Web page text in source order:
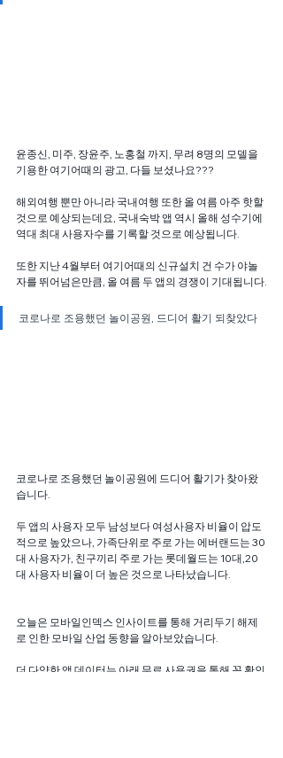
윤종신, 미주, 장윤주, 노홍철 까지, 무려 8명의 모델을
기용한 여기어때의 광고, 다들 보셨나요???
해외여행 뿐만 아니라 국내여행 또한 올 여름 아주 핫할
것으로 예상되는데요, 국내숙박 앱 역시 올해 성수기에
역대 최대 사용자수를 기록할 것으로 예상됩니다.
또한 지난 4월부터 여기어때의 신규설치 건 수가 야놀
자를 뛰어넘은만큼, 올 여름 두 앱의 경쟁이 기대됩니다.
코로나로 조용했던 놀이공원, 드디어 활기 되찾았다
코로나로 조용했던 놀이공원에 드디어 활기가 찾아왔
습니다.
두 앱의 사용자 모두 남성보다 여성사용자 비율이 압도
적으로 높았으나, 가족단위로 주로 가는 에버랜드는 30
대 사용자가, 친구끼리 주로 가는 롯데월드는 10대,20
대 사용자 비율이 더 높은 것으로 나타났습니다.
오늘은 모바일인덱스 인사이트를 통해 거리두기 해제
로 인한 모바일 산업 동향을 알아보았습니다.
더 다양한 앱 데이터는 아래 무료 사용권을 통해 꼭 확인